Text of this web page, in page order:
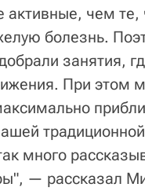
активные, чем те,
болезнь.
занятия,
При этом
много
— рассказал